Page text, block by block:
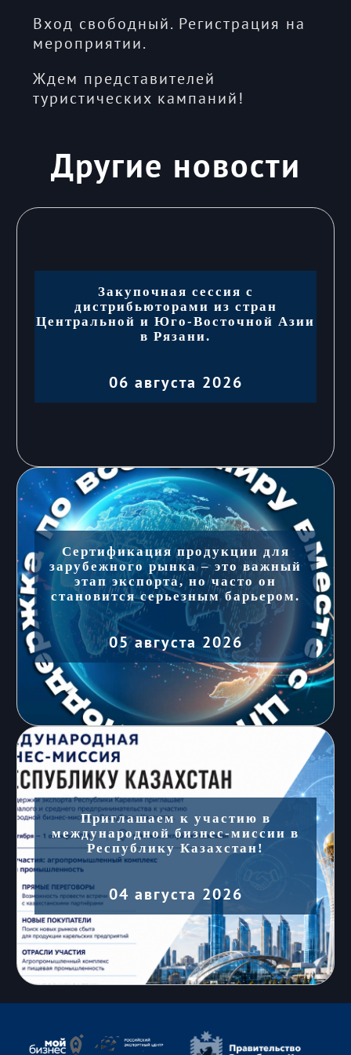
Вход свободный. Регистрация на
мероприятии.
Ждем представителей
туристических кампаний!
Другие новости
Закупочная сессия с
дистрибьюторами из стран
Центральной и Юго-Восточной Азии
в Рязани.
06 августа 2026
Сертификация продукции для
зарубежного рынка – это важный
этап экспорта, но часто он
становится серьезным барьером.
05 августа 2026
Приглашаем к участию в
международной бизнес-миссии в
Республику Казахстан!
04 августа 2026